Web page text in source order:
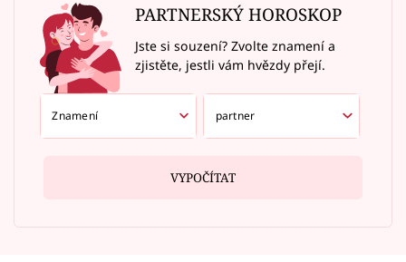
PARTNERSKÝ HOROSKOP
Jste si souzení? Zvolte znamení a
zjistěte, jestli vám hvězdy přejí.
VYPOČÍTAT